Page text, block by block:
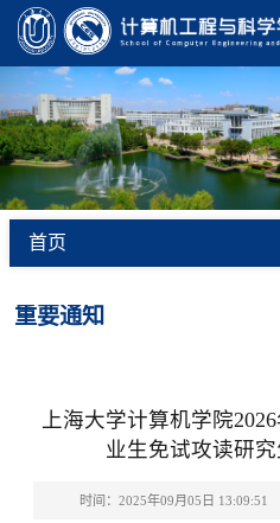
首页
重要通知
上海大学计算机学院
业生免试攻读研
时间：2025年09月05日 13:09:51